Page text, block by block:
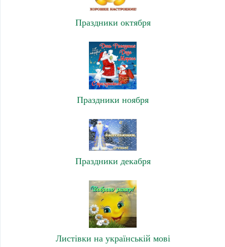
Праздники октября
Праздники ноября
Праздники декабря
Листівки на українській мові